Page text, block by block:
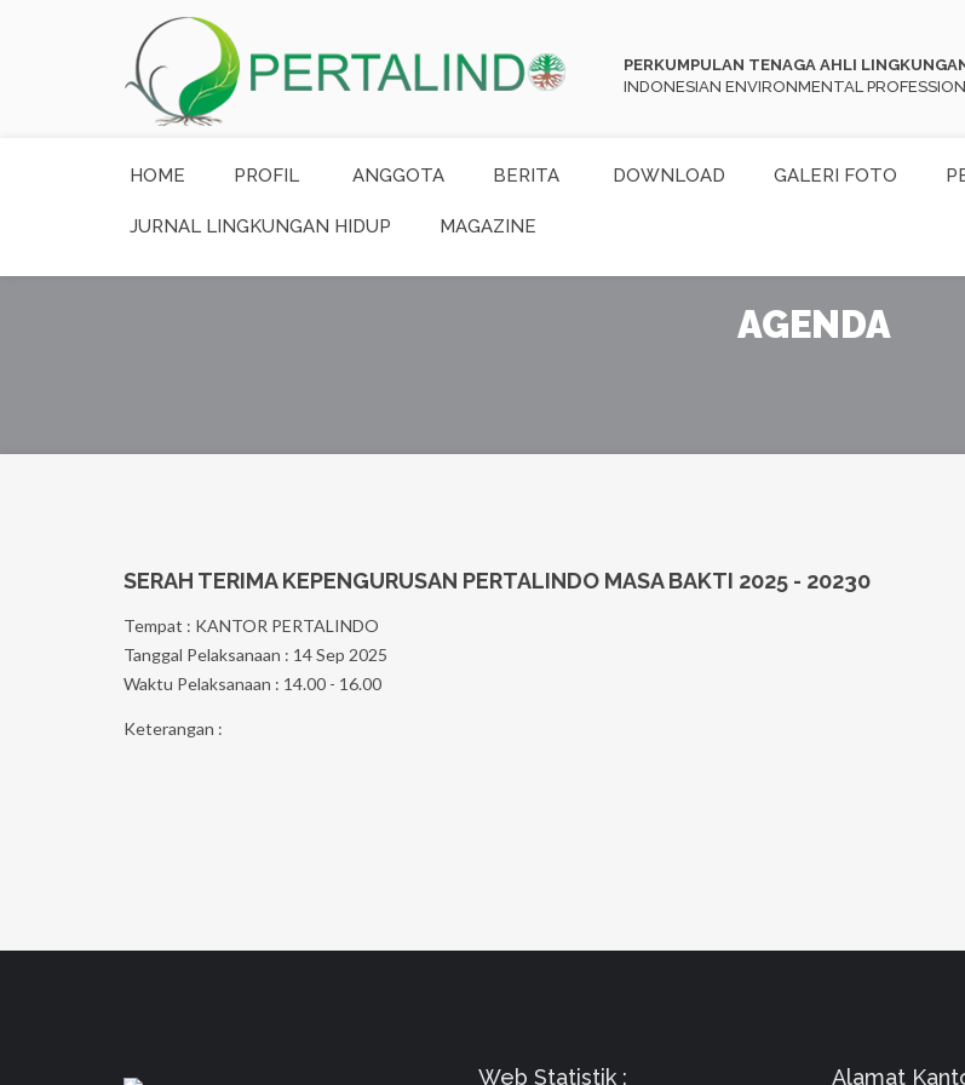
PERKUMPULAN TENAGA AHLI
INDONESIAN ENVIRONMENTAL
HOME PROFIL ANGGOTA BERITA DOWNLOAD GALERI FOTO
JURNAL LINGKUNGAN HIDUP MAGAZINE
AGENDA
SERAH TERIMA KEPENGURUSAN PERTALINDO MASA BAKTI 2025 - 20230
Tempat : KANTOR PERTALINDO
Tanggal Pelaksanaan : 14 Sep 2025
Waktu Pelaksanaan : 14.00 - 16.00
Keterangan :
Web Statistik : Alamat